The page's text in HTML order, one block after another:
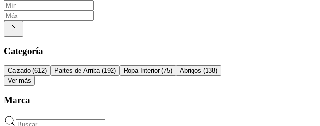
Categoría
Calzado (612) Partes de Arriba (192) Ropa Interior (75) Abrigos (138)
Ver más
Marca